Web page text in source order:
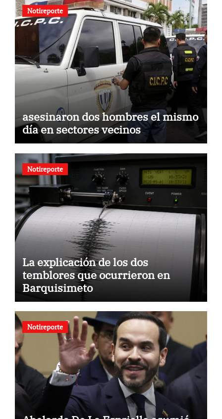
Notireporte
asesinaron dos hombres el mismo
día en sectores vecinos
Notireporte
La explicación de los dos
temblores que ocurrieron en
Barquisimeto
Notireporte